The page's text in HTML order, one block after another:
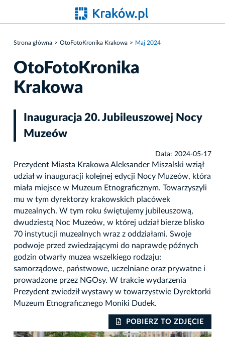
Strona główna OtoFotoKronika Krakowa Maj 2024
OtoFotoKronika
Krakowa
Inauguracja 20. Jubileuszowej Nocy
Muzeów
Data: 2024-05-17
Prezydent Miasta Krakowa Aleksander Miszalski wziął
udział w inauguracji kolejnej edycji Nocy Muzeów, która
miała miejsce w Muzeum Etnograficznym. Towarzyszyli
mu w tym dyrektorzy krakowskich placówek
muzealnych. W tym roku świętujemy jubileuszową,
dwudziestą Noc Muzeów, w której udział bierze blisko
70 instytucji muzealnych wraz z oddziałami. Swoje
podwoje przed zwiedzającymi do naprawdę późnych
godzin otwarły muzea wszelkiego rodzaju:
samorządowe, państwowe, uczelniane oraz prywatne i
prowadzone przez NGOsy. W trakcie wydarzenia
Prezydent zwiedził wystawy w towarzystwie Dyrektorki
Muzeum Etnograficznego Moniki Dudek.
POBIERZ TO ZDJĘCIE